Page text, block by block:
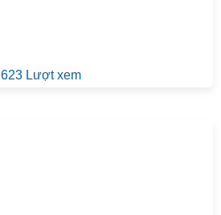
623 Lượt xem